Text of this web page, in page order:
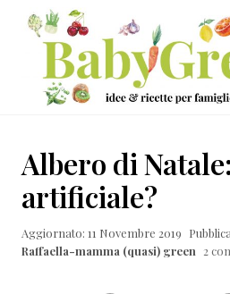
Menu
Passa
contenuto
principale
Passa
laterale
primaria
Passa
ricette
per
famiglie
Albero di
artificiale?
Aggiornato: 11 Novembre 2019
Raffaella-mamma (quasi) green 2